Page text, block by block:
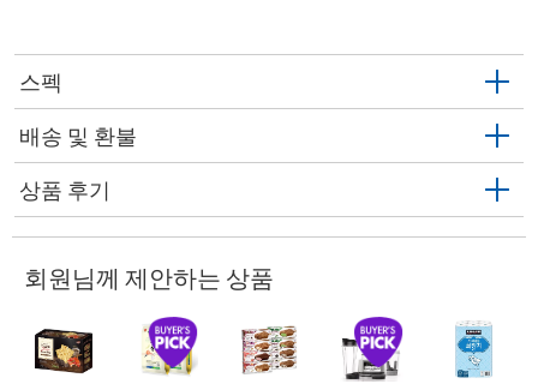
스펙
배송 및 환불
상품 후기
회원님께 제안하는 상품